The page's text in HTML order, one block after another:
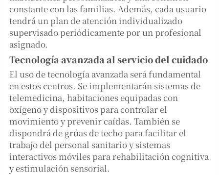
constante con las familias. Además, cada usuario
tendrá un plan de atención individualizado
supervisado periódicamente por un profesional
asignado.
Tecnología avanzada al servicio del cuidado
El uso de tecnología avanzada será fundamental
en estos centros. Se implementarán sistemas de
telemedicina, habitaciones equipadas con
oxígeno y dispositivos para controlar el
movimiento y prevenir caídas. También se
dispondrá de grúas de techo para facilitar el
trabajo del personal sanitario y sistemas
interactivos móviles para rehabilitación cognitiva
y estimulación sensorial.